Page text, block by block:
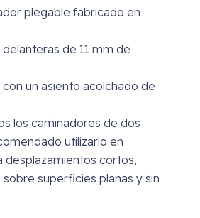
plegable fabricado en
de 11 mm de
un asiento acolchado de
los caminadores de dos
utilizarlo en
desplazamientos cortos,
superficies planas y sin